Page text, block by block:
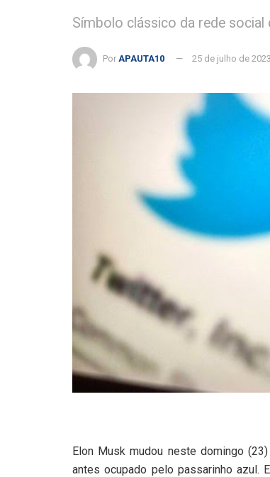
Símbolo clássico da rede social
Por APAUTA10 25 de julho de 2023
Elon Musk mudou neste domingo
antes ocupado pelo passarinho azul.